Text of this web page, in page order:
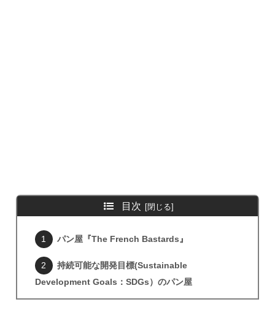
目次
パン屋『The French Bastards』
持続可能な開発目標(Sustainable
Development Goals：SDGs）のパン屋